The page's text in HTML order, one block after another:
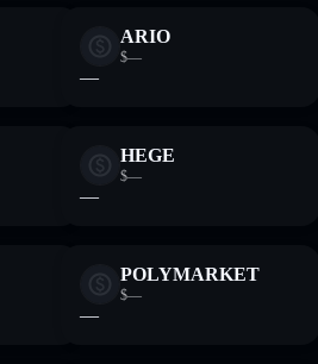
ARIO
$—
—
HEGE
$—
—
POLYMARKET
$—
—